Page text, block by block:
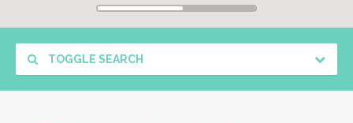
TOGGLE SEARCH